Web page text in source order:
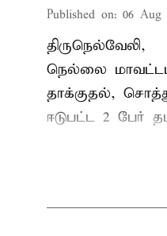
Published on: 06 Aug
திருநெல்வேலி,
நெல்லை
தாக்குதல்,
ஈடுபட்ட 2 பேர்